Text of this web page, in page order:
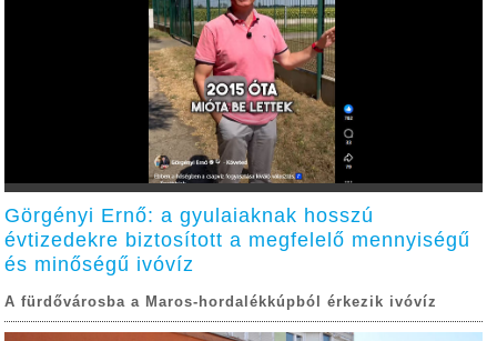
Görgényi Ernő: a gyulaiaknak hosszú
évtizedekre biztosított a megfelelő mennyiségű
és minőségű ivóvíz
A fürdővárosba a Maros-hordalékkúpból érkezik ivóvíz